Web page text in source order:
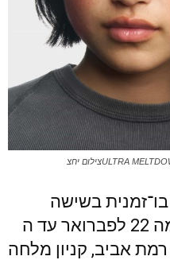
בשישה
לוקיישנים מרכזיים החל מה 22 לפברואר עד ה
רמת אביב, קניון מלחה